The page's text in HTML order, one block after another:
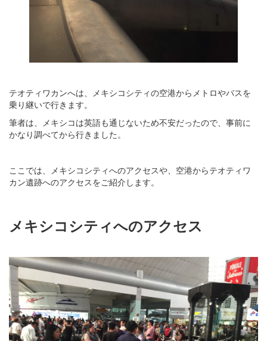
テオティワカンへは、メキシコシティの空港からメトロやバスを
乗り継いで行きます。
筆者は、メキシコは英語も通じないため不安だったので、事前に
かなり調べてから行きました。
ここでは、メキシコシティへのアクセスや、空港からテオティワ
カン遺跡へのアクセスをご紹介します。
メキシコシティへのアクセス